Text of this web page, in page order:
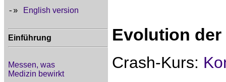
-» English version
Einführung
Messen, was
Medizin bewirkt
Evolution
Crash-Kurs: